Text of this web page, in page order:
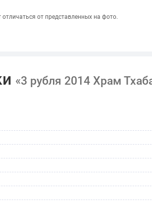
от представленных на фото.
«3 рубля 2014 Храм